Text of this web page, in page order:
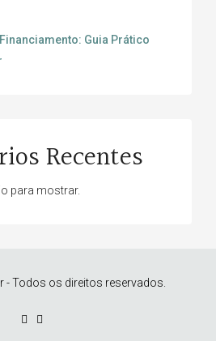
Guia Prático
Recentes
para mostrar.
- Todos os direitos reservados.